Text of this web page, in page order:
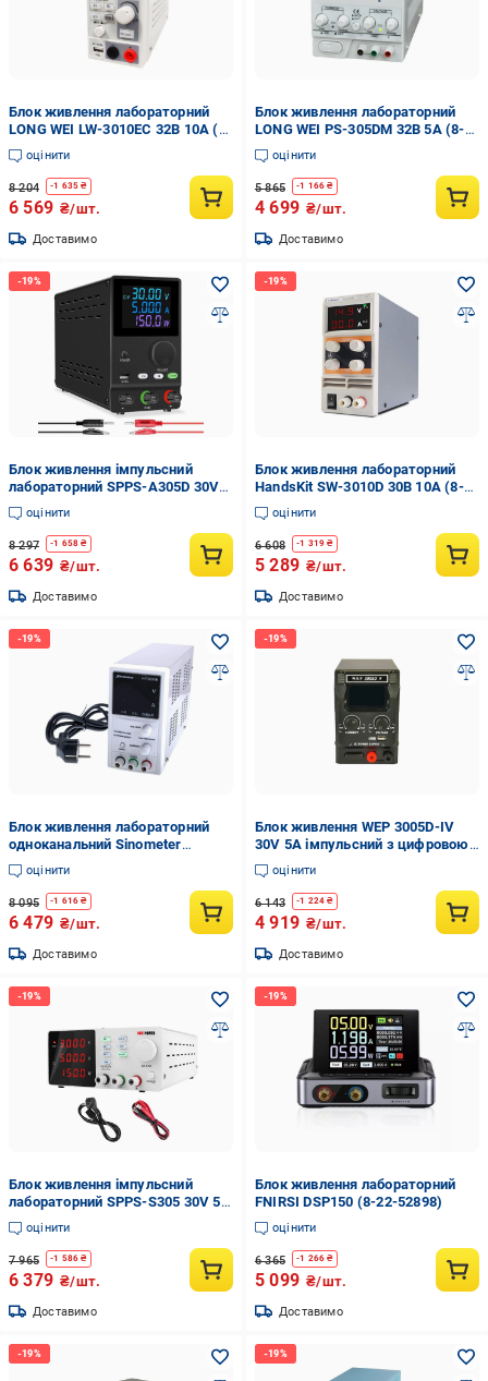
Блок живлення лабораторний
LONG WEI LW-3010EC 32B 10A (8-
22-60477)
оцінити
8 204 -1 635 ₴
6 569 ₴/шт.
Доставимо
Блок живлення лабораторний
LONG WEI PS-305DM 32B 5A (8-
22-57878)
оцінити
5 865 -1 166 ₴
4 699 ₴/шт.
Доставимо
Блок живлення імпульсний
лабораторний SPPS-A305D 30V
5A (8-22-51708)
оцінити
8 297 -1 658 ₴
6 639 ₴/шт.
Доставимо
Блок живлення лабораторний
HandsKit SW-3010D 30B 10A (8-
22-31267)
оцінити
6 608 -1 319 ₴
5 289 ₴/шт.
Доставимо
Блок живлення лабораторний
одноканальний Sinometer
HY3005B (8-22-38380)
оцінити
8 095 -1 616 ₴
6 479 ₴/шт.
Доставимо
Блок живлення WEP 3005D-IV
30V 5A імпульсний з цифровою
індикацією V/A/W USB fast
charge (8-22-39623)
оцінити
6 143 -1 224 ₴
4 919 ₴/шт.
Доставимо
Блок живлення імпульсний
лабораторний SPPS-S305 30V 5A
(8-22-51712)
оцінити
7 965 -1 586 ₴
6 379 ₴/шт.
Доставимо
Блок живлення лабораторний
FNIRSI DSP150 (8-22-52898)
оцінити
6 365 -1 266 ₴
5 099 ₴/шт.
Доставимо